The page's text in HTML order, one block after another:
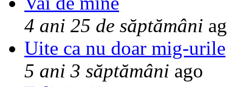
4 ani 25 de săptămâni
Uite ca nu doar mig-urile
5 ani 3 săptămâni ago